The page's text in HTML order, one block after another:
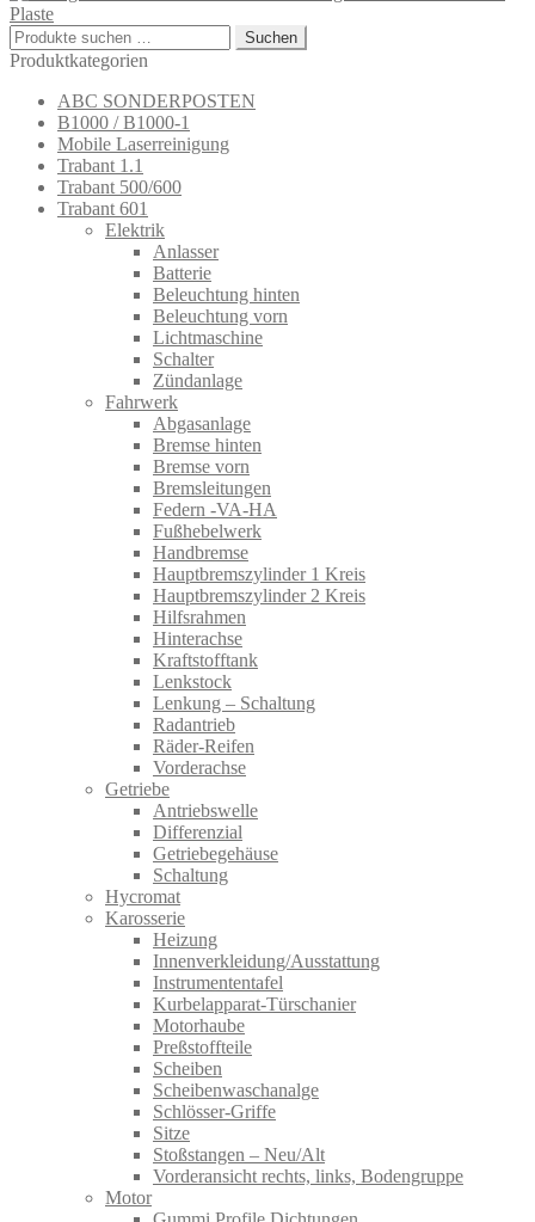
Plaste
Suchen
nach:
Suchen
Produktkategorien
ABC SONDERPOSTEN
B1000 / B1000-1
Mobile Laserreinigung
Trabant 1.1
Trabant 500/600
Trabant 601
Elektrik
Anlasser
Batterie
Beleuchtung hinten
Beleuchtung vorn
Lichtmaschine
Schalter
Zündanlage
Fahrwerk
Abgasanlage
Bremse hinten
Bremse vorn
Bremsleitungen
Federn -VA-HA
Fußhebelwerk
Handbremse
Hauptbremszylinder 1 Kreis
Hauptbremszylinder 2 Kreis
Hilfsrahmen
Hinterachse
Kraftstofftank
Lenkstock
Lenkung – Schaltung
Radantrieb
Räder-Reifen
Vorderachse
Getriebe
Antriebswelle
Differenzial
Getriebegehäuse
Schaltung
Hycromat
Karosserie
Heizung
Innenverkleidung/Ausstattung
Instrumententafel
Kurbelapparat-Türschanier
Motorhaube
Preßstoffteile
Scheiben
Scheibenwaschanalge
Schlösser-Griffe
Sitze
Stoßstangen – Neu/Alt
Vorderansicht rechts, links, Bodengruppe
Motor